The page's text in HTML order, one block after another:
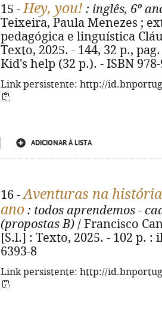
15 -Hey, you! : inglês, 6º
Teixeira, Paula Menezes ;
pedagógica e linguística
Texto, 2025. - 144, 32 p.,
Kid's help (32 p.). - ISBN
Link persistente: http://
ADICIONAR À LISTA
16 -Aventuras na
ano : todos aprendemos -
(propostas B) / Francisco
[S.l.] : Texto, 2025. - 102 p. :
6393-8
Link persistente: http://